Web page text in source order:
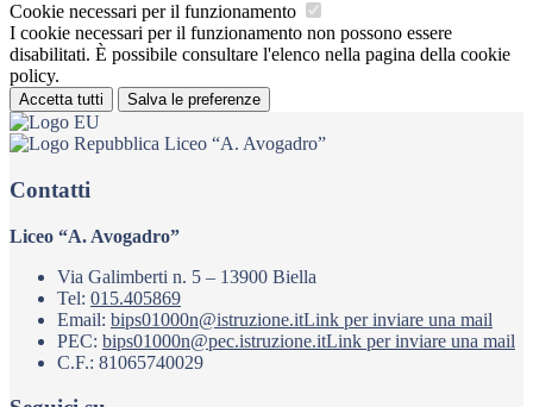
Cookie necessari per il funzionamento
I cookie necessari per il funzionamento non possono essere
disabilitati. È possibile consultare l'elenco nella pagina della cookie
policy.
Accetta tutti Salva le preferenze
Liceo “A. Avogadro”
Contatti
Liceo “A. Avogadro”
Via Galimberti n. 5 – 13900 Biella
Tel: 015.405869
Email: bips01000n@istruzione.itLink per inviare una mail
PEC: bips01000n@pec.istruzione.itLink per inviare una mail
C.F.: 81065740029